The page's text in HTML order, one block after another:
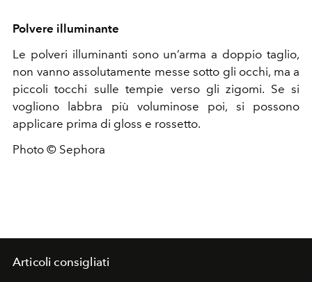
Polvere illuminante
Le polveri illuminanti sono un’arma a doppio taglio,
non vanno assolutamente messe sotto gli occhi, ma a
piccoli tocchi sulle tempie verso gli zigomi. Se si
vogliono labbra più voluminose poi, si possono
applicare prima di gloss e rossetto.
Photo © Sephora
Articoli consigliati